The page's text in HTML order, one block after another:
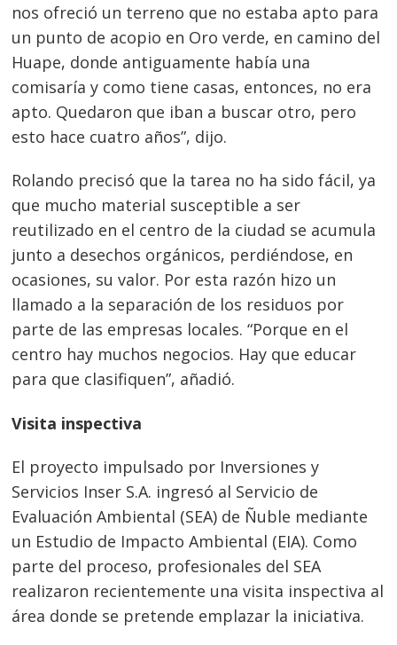
nos ofreció un terreno que no estaba apto para
un punto de acopio en Oro verde, en camino del
Huape, donde antiguamente había una
comisaría y como tiene casas, entonces, no era
apto. Quedaron que iban a buscar otro, pero
esto hace cuatro años”, dijo.
Rolando precisó que la tarea no ha sido fácil, ya
que mucho material susceptible a ser
reutilizado en el centro de la ciudad se acumula
junto a desechos orgánicos, perdiéndose, en
ocasiones, su valor. Por esta razón hizo un
llamado a la separación de los residuos por
parte de las empresas locales. “Porque en el
centro hay muchos negocios. Hay que educar
para que clasifiquen”, añadió.
Visita inspectiva
El proyecto impulsado por Inversiones y
Servicios Inser S.A. ingresó al Servicio de
Evaluación Ambiental (SEA) de Ñuble mediante
un Estudio de Impacto Ambiental (EIA). Como
parte del proceso, profesionales del SEA
realizaron recientemente una visita inspectiva al
área donde se pretende emplazar la iniciativa.